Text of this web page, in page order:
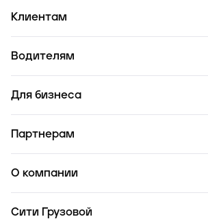
Клиентам
Водителям
Для бизнеса
Партнерам
О компании
Сити Грузовой